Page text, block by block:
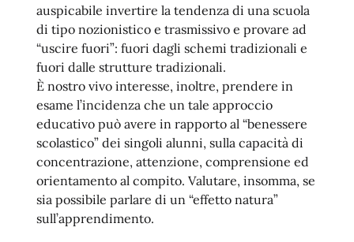
auspicabile invertire la tendenza di una scuola
di tipo nozionistico e trasmissivo e provare ad
“uscire fuori”: fuori dagli schemi tradizionali e
fuori dalle strutture tradizionali.
È nostro vivo interesse, inoltre, prendere in
esame l’incidenza che un tale approccio
educativo può avere in rapporto al “benessere
scolastico” dei singoli alunni, sulla capacità di
concentrazione, attenzione, comprensione ed
orientamento al compito. Valutare, insomma, se
sia possibile parlare di un “effetto natura”
sull’apprendimento.